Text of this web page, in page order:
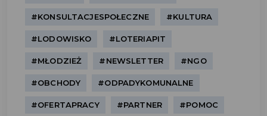
#KONSULTACJESPOŁECZNE #KULTURA
#LODOWISKO #LOTERIAPIT
#MŁODZIEŻ #NEWSLETTER #NGO
#OBCHODY #ODPADYKOMUNALNE
#OFERTAPRACY #PARTNER #POMOC